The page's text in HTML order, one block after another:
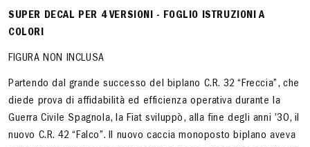
SUPER DECAL PER 4 VERSIONI - FOGLIO ISTRUZIONI A
COLORI
FIGURA NON INCLUSA
Partendo dal grande successo del biplano C.R. 32 “Freccia”, che
diede prova di affidabilità ed efficienza operativa durante la
Guerra Civile Spagnola, la Fiat sviluppò, alla fine degli anni ’30, il
nuovo C.R. 42 “Falco”. Il nuovo caccia monoposto biplano aveva